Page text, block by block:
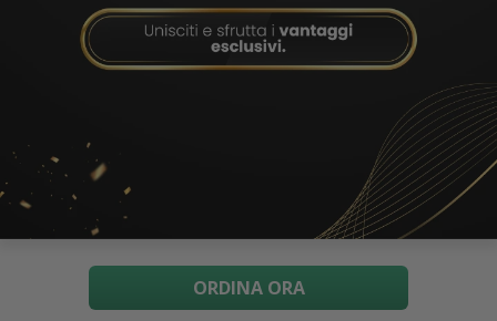
ORDINA ORA